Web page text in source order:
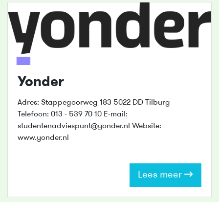
Yonder
Adres: Stappegoorweg 183 5022 DD Tilburg
Telefoon: 013 - 539 70 10 E-mail:
studentenadviespunt@yonder.nl Website:
www.yonder.nl
Lees meer